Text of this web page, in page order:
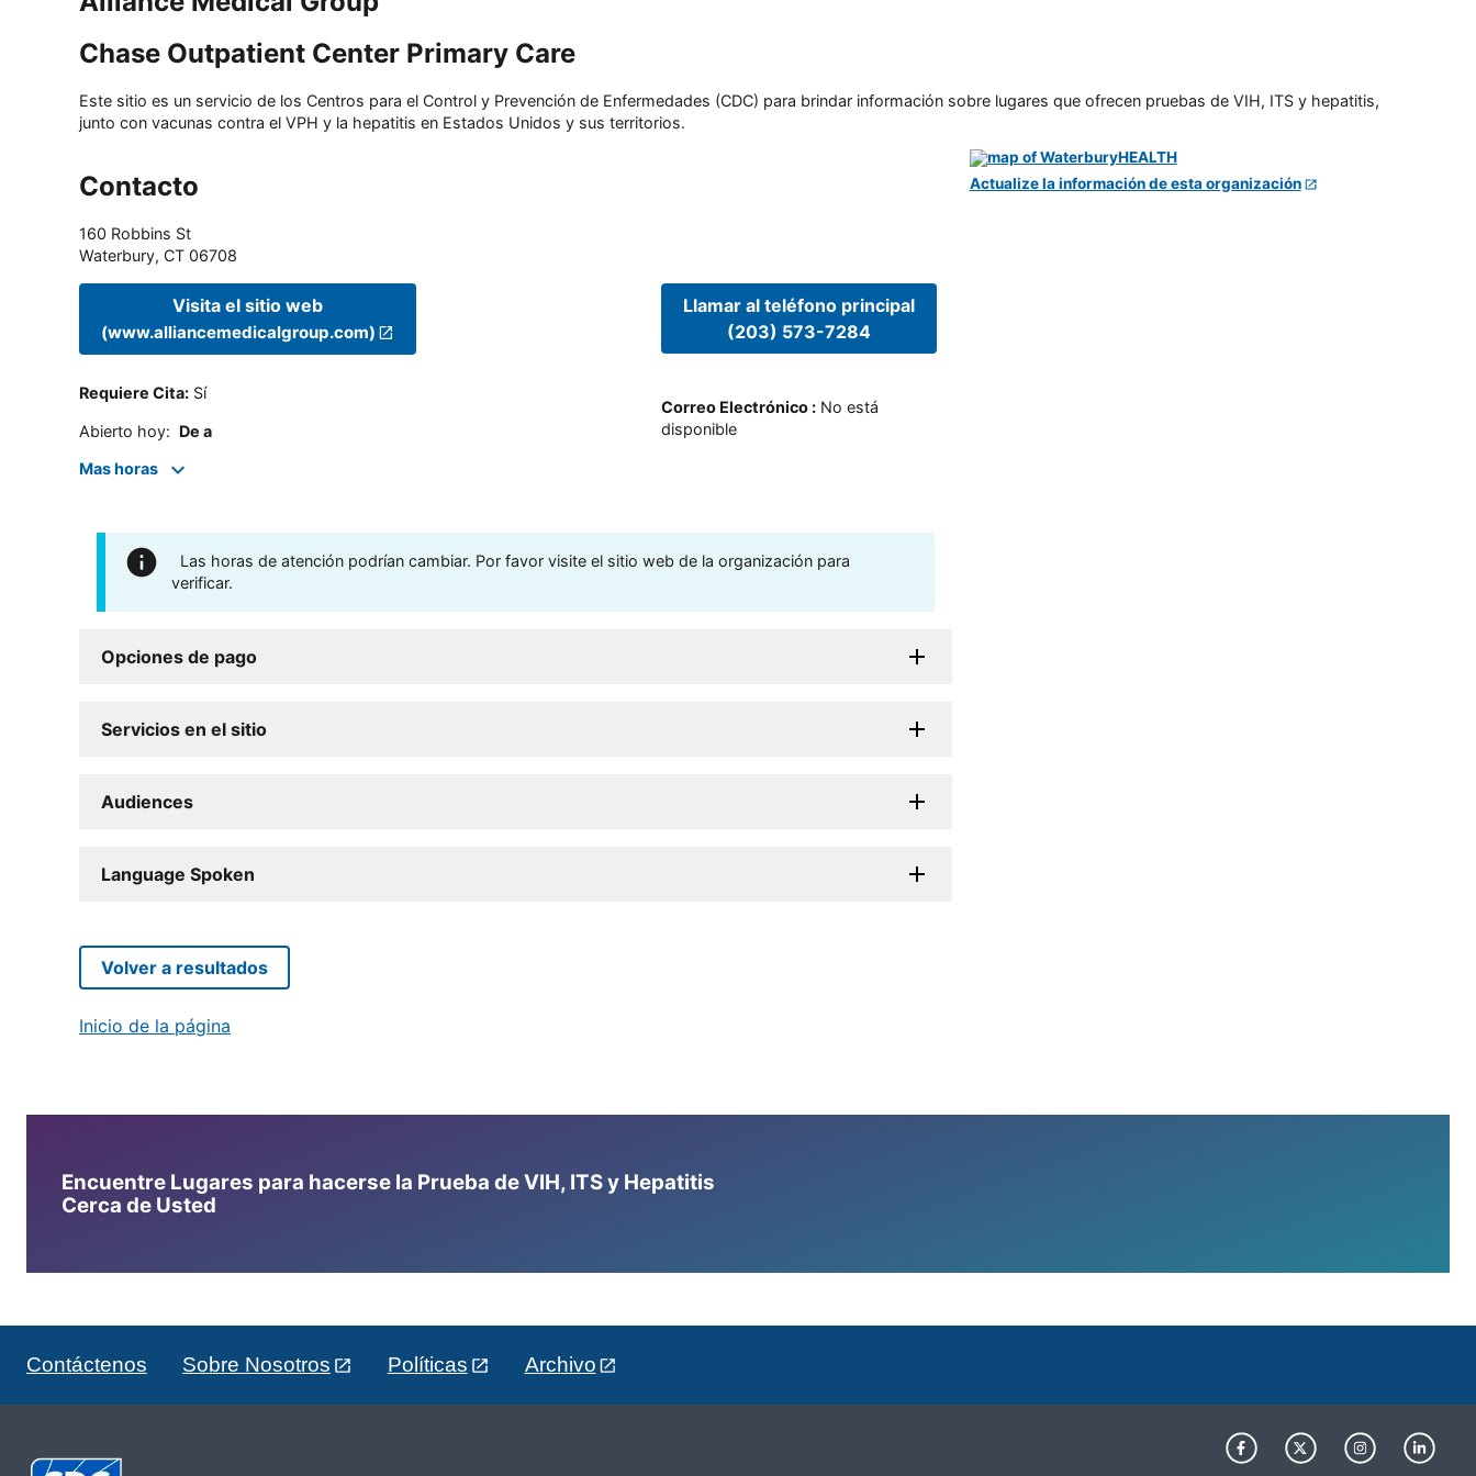
Chase Outpatient Center Primary Care
Este sitio es un servicio de los Centros para el Control y Prevención de Enfermedades (CDC) para brindar información sobre lugares que ofrecen pruebas de VIH, ITS y hepatitis,
junto con vacunas contra el VPH y la hepatitis en Estados Unidos y sus territorios.
Contacto
160 Robbins St
Waterbury, CT 06708
Visita el sitio web
(www.alliancemedicalgroup.com)
Requiere Cita: Sí
Abierto hoy: De a
Mas horas
Llamar al teléfono principal
(203) 573-7284
Correo Electrónico: No está
disponible
Las horas de atención podrían cambiar. Por favor visite el sitio web de la organización para
verificar.
Opciones de pago
Servicios en el sitio
Audiences
Language Spoken
Actualize la información de esta organización
Volver a resultados
Inicio de la página
Encuentre Lugares para hacerse la Prueba de VIH, ITS y Hepatitis
Cerca de Usted
Contáctenos Sobre Nosotros Políticas Archivo